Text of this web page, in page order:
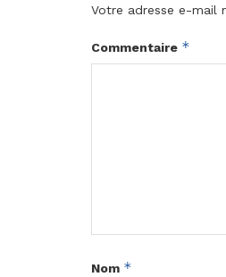
Votre adresse e-mail
Commentaire *
Nom *